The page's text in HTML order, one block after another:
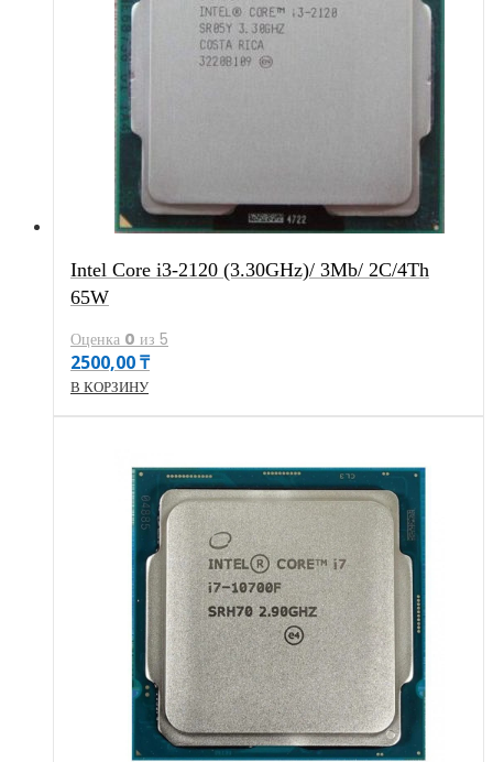
Intel Core i3-2120 (3.30GHz)/ 3Mb/ 2C/4Th
65W
Оценка 0 из 5
2500,00₸
В КОРЗИНУ